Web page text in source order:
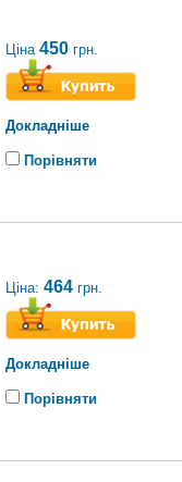
Ціна 450 грн.
Докладніше
Порівняти
Ціна: 464 грн.
Докладніше
Порівняти